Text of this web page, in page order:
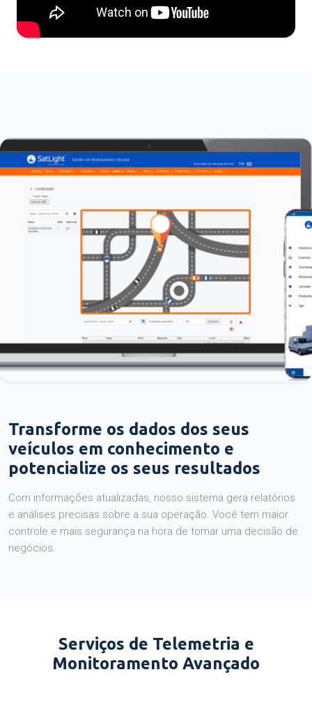
Transforme os dados dos seus
veículos em conhecimento e
potencialize os seus resultados
Com informações atualizadas, nosso sistema gera relatórios
e análises precisas sobre a sua operação. Você tem maior
controle e mais segurança na hora de tomar uma decisão de
negócios.
Serviços de Telemetria e
Monitoramento Avançado